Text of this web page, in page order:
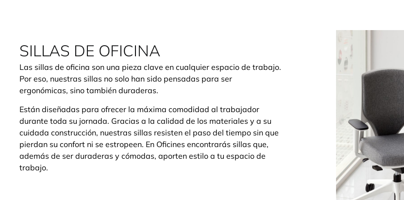
SILLAS DE OFICINA
Las sillas de oficina son una pieza clave en cualquier espacio de trabajo.
Por eso, nuestras sillas no solo han sido pensadas para ser
ergonómicas, sino también duraderas.
Están diseñadas para ofrecer la máxima comodidad al trabajador
durante toda su jornada. Gracias a la calidad de los materiales y a su
cuidada construcción, nuestras sillas resisten el paso del tiempo sin que
pierdan su confort ni se estropeen. En Oficines encontrarás sillas que,
además de ser duraderas y cómodas, aporten estilo a tu espacio de
trabajo.